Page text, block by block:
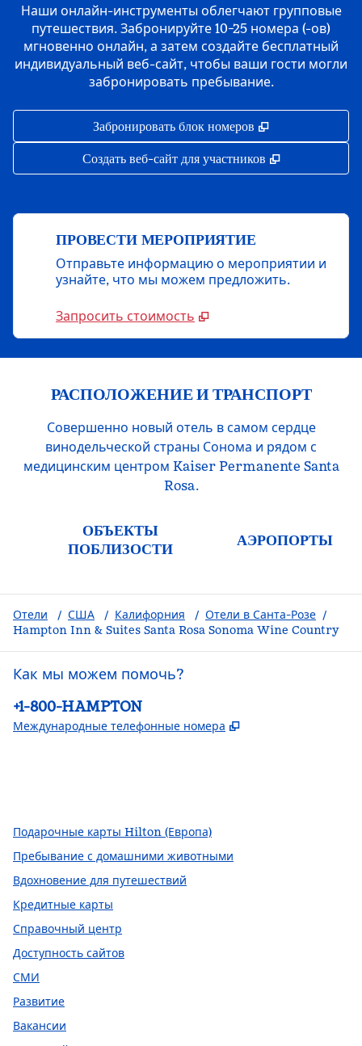
Наши онлайн-инструменты облегчают групповые
путешествия. Забронируйте 10−25 номера (-ов)
мгновенно онлайн, а затем создайте бесплатный
индивидуальный веб-сайт, чтобы ваши гости могли
забронировать пребывание.
Забронировать блок номеров ,
Создать веб-сайт для участников ,
ПРОВЕСТИ МЕРОПРИЯТИЕ
Отправьте информацию о мероприятии и
узнайте, что мы можем предложить.
Запросить стоимость
РАСПОЛОЖЕНИЕ И ТРАНСПОРТ
Совершенно новый отель в самом сердце
винодельческой страны Сонома и рядом с
медицинским центром Kaiser Permanente Santa
Rosa.
ОБЪЕКТЫ
ПОБЛИЗОСТИ
АЭРОПОРТЫ
Отели / США / Калифорния / Отели в Санта-Розе /
Hampton Inn & Suites Santa Rosa Sonoma Wine Country
Как мы можем помочь?
Телефон:
+1-800-HAMPTON
Международные телефонные номера ,
Подарочные карты Hilton (Европа)
Пребывание с домашними животными
Вдохновение для путешествий
Кредитные карты
Справочный центр
Доступность сайтов
СМИ
Развитие
Вакансии